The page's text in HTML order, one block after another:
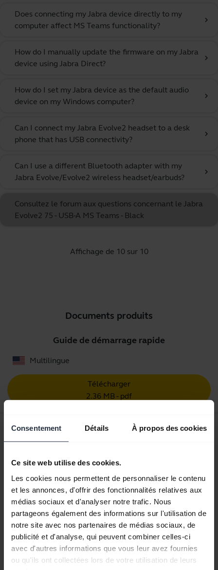
Consentement Détails À propos des cookies
Ce site web utilise des cookies.
Les cookies nous permettent de personnaliser le contenu
et les annonces, d'offrir des fonctionnalités relatives aux
médias sociaux et d'analyser notre trafic. Nous
partageons également des informations sur l'utilisation de
notre site avec nos partenaires de médias sociaux, de
publicité et d'analyse, qui peuvent combiner celles-ci
avec d'autres informations que vous leur avez fournies
ou qu'ils ont collectées lors de votre utilisation de leurs
Does connecting my Jabra device directly to my
computer affect MS Teams functionality?
chevron_right
How do I manually update the firmware on my Jabra
device using Jabra Direct?
chevron_right
How do I set my Jabra device as the default audio
device on my Windows computer?
chevron_right
Can I connect my Jabra Evolve2 headset to a desk
phone that has USB connectivity?
chevron_right
Can I use a different Bluetooth adapter with my
Jabra Evolve/Evolve2 wireless headset/earbuds?
chevron_right
Consultez le forum aux questions concernant le Jabra
Evolve2 75 - USB-A MS Teams - Black
Affichage de 10 sur 10
Documents produits
Guide de démarrage rapide
Multilingue
Télécharger
2.36 MB - pdf
Manuel de l'utilisateur
3.06 MB - pdf
Retrouvez tous les documents du produit
Vidéos